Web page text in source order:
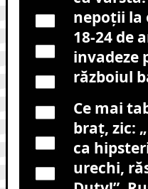
nepoții la
18-24 de
invadeze
războiul
Ce mai
braț, zic:
ca
urechi,